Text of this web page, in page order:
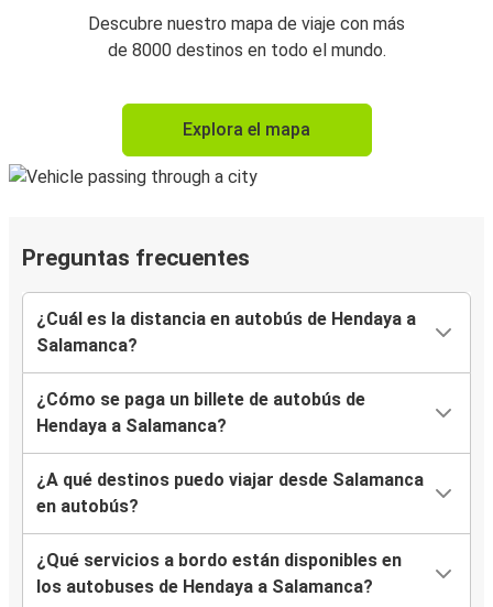
Descubre nuestro mapa de viaje con más
de 8000 destinos en todo el mundo.
Explora el mapa
Preguntas frecuentes
¿Cuál es la distancia en autobús de Hendaya a
Salamanca?
¿Cómo se paga un billete de autobús de
Hendaya a Salamanca?
¿A qué destinos puedo viajar desde Salamanca
en autobús?
¿Qué servicios a bordo están disponibles en
los autobuses de Hendaya a Salamanca?